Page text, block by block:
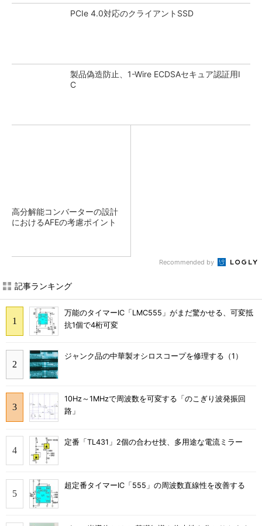
PCIe 4.0対応のクライアントSSD
製品偽造防止、1-Wire ECDSAセキュア認証用I
C
高分解能コンバーターの設計
におけるAFEの考慮ポイント
Recommended by
記事ランキング
万能のタイマーIC「LMC555」がまだ驚かせる、可変抵
抗1個で4桁可変
ジャンク品の中華製オシロスコープを修理する（1）
10Hz～1MHzで周波数を可変する「のこぎり波発振回
路」
定番「TL431」2個の合わせ技、多用途な電流ミラー
超定番タイマーIC「555」の周波数直線性を改善する